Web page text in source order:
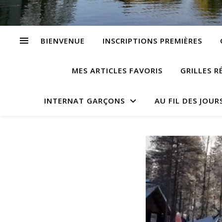
BIENVENUE INSCRIPTIONS PREMIÈRES
MES ARTICLES FAVORIS GRILLES
INTERNAT GARÇONS AU FIL DES